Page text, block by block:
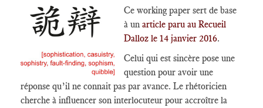
Ce working paper sert de base
à un article paru au Recueil
Dalloz le 14 janvier 2016.
Celui qui est sincère pose une
question pour avoir une
réponse qu’il ne connait pas par avance. Le rhétoricien
cherche à influencer son interlocuteur pour accroître la